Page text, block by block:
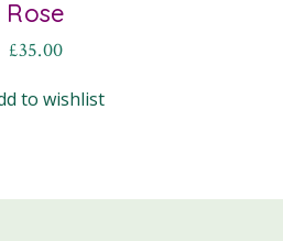
Rose
£35.00
to wishlist